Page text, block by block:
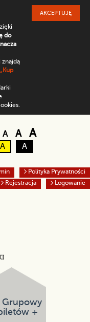
do
AKCEPTUJĘ
A Domyślny rozmiar
AWiększa
A
domyślny
ACzarny tekst na
ABiały tekst na
Polityka Prywatności
Rejestracja Logowanie
Grupowy
+